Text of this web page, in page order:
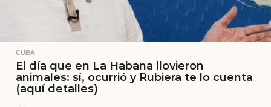
CUBA
El día que en La Habana llovieron
animales: sí, ocurrió y Rubiera te lo cuenta
(aquí detalles)